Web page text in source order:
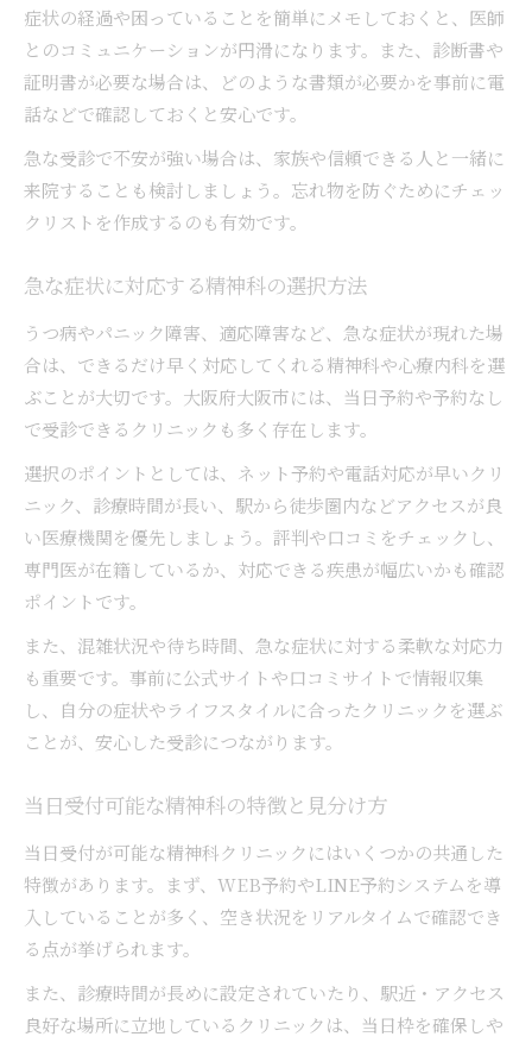
症状の経過や困っていることを簡単にメモしておくと、医師
とのコミュニケーションが円滑になります。また、診断書や
証明書が必要な場合は、どのような書類が必要かを事前に電
話などで確認しておくと安心です。
急な受診で不安が強い場合は、家族や信頼できる人と一緒に
来院することも検討しましょう。忘れ物を防ぐためにチェッ
クリストを作成するのも有効です。
急な症状に対応する精神科の選択方法
うつ病やパニック障害、適応障害など、急な症状が現れた場
合は、できるだけ早く対応してくれる精神科や心療内科を選
ぶことが大切です。大阪府大阪市には、当日予約や予約なし
で受診できるクリニックも多く存在します。
選択のポイントとしては、ネット予約や電話対応が早いクリ
ニック、診療時間が長い、駅から徒歩圏内などアクセスが良
い医療機関を優先しましょう。評判や口コミをチェックし、
専門医が在籍しているか、対応できる疾患が幅広いかも確認
ポイントです。
また、混雑状況や待ち時間、急な症状に対する柔軟な対応力
も重要です。事前に公式サイトや口コミサイトで情報収集
し、自分の症状やライフスタイルに合ったクリニックを選ぶ
ことが、安心した受診につながります。
当日受付可能な精神科の特徴と見分け方
当日受付が可能な精神科クリニックにはいくつかの共通した
特徴があります。まず、WEB予約やLINE予約システムを導
入していることが多く、空き状況をリアルタイムで確認でき
る点が挙げられます。
また、診療時間が長めに設定されていたり、駅近・アクセス
良好な場所に立地しているクリニックは、当日枠を確保しや